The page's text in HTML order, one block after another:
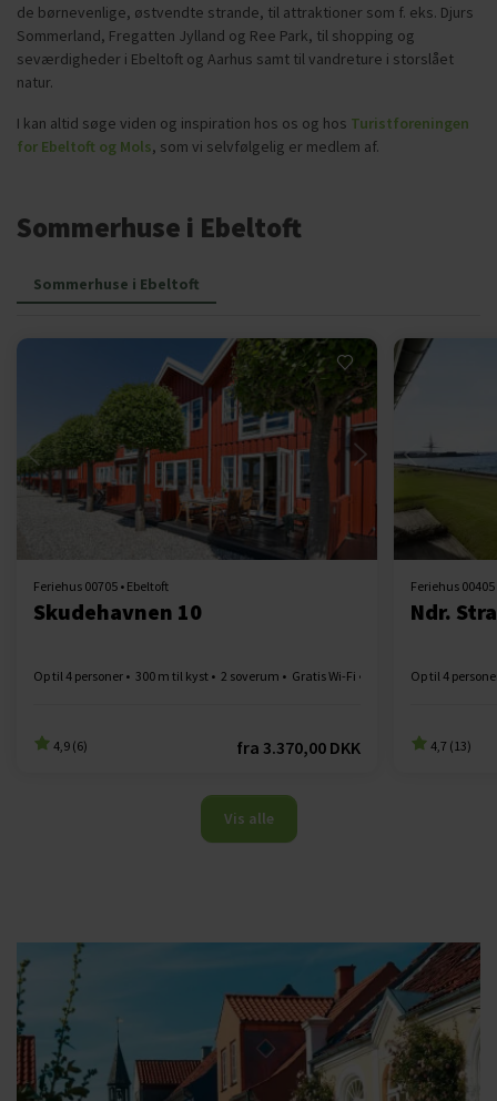
de børnevenlige, østvendte strande, til attraktioner som f. eks. Djurs
Sommerland, Fregatten Jylland og Ree Park, til shopping og
seværdigheder i Ebeltoft og Aarhus samt til vandreture i storslået
natur.
I kan altid søge viden og inspiration hos os og hos Turistforeningen
for Ebeltoft og Mols, som vi selvfølgelig er medlem af.
Sommerhuse i Ebeltoft
Sommerhuse i Ebeltoft
Indlæser...
Feriehus 00705 • Ebeltoft
Skudehavnen 10
Op til 4 personer 300 m til kyst 2 soverum Gratis Wi-Fi Opvaskemaskine
4,9 (6) fra 3.370,00 DKK
Feriehus 00405
Ndr.
Op til 4
4,7 (13)
Vis alle